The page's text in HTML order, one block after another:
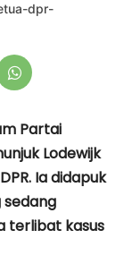
dpr-
Partai
Lodewijk
Ia didapuk
sedang
terlibat kasus